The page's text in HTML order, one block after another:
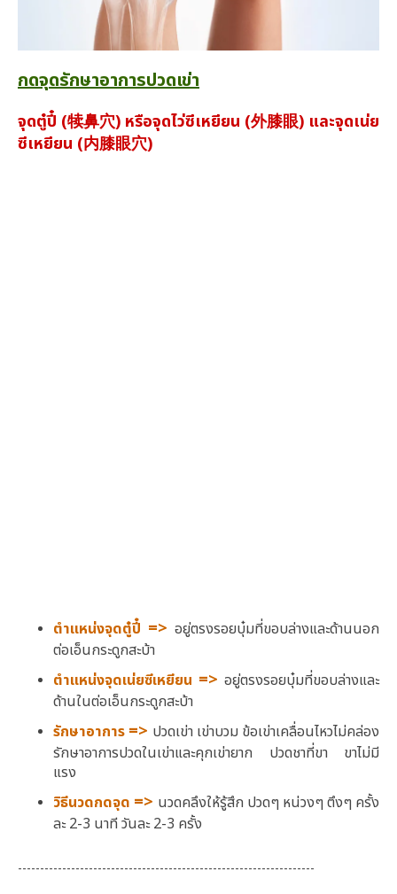
กดจุดรักษาอาการปวดเข่า
จุดตู๋ปี๋ (犊鼻穴) หรือจุดไว่ซีเหยียน (外膝眼) และจุดเน่ย
ซีเหยียน (内膝眼穴)
ตำแหน่งจุดตู๋ปี๋ => อยู่ตรงรอยบุ๋มที่ขอบล่างและด้านนอก
ต่อเอ็นกระดูกสะบ้า
ตำแหน่งจุดเน่ยซีเหยียน => อยู่ตรงรอยบุ๋มที่ขอบล่างและ
ด้านในต่อเอ็นกระดูกสะบ้า
รักษาอาการ => ปวดเข่า เข่าบวม ข้อเข่าเคลื่อนไหวไม่คล่อง
รักษาอาการปวดในเข่าและคุกเข่ายาก ปวดชาที่ขา ขาไม่มี
แรง
วิธีนวดกดจุด => นวดคลึงให้รู้สึก ปวดๆ หน่วงๆ ตึงๆ ครั้ง
ละ 2-3 นาที วันละ 2-3 ครั้ง
-------------------------------------------------------------------